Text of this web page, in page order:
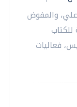
والمفوض
للكتاب
فعاليات